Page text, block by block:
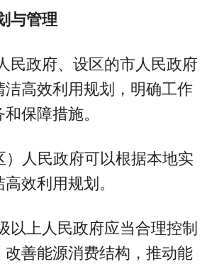
与管理
民政府、设区的市人民政府
洁高效利用规划，明确工作
保障措施。
）人民政府可以根据本地实
效利用规划。
以上人民政府应当合理控制
改善能源消费结构，推动能